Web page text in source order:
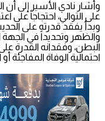
على التوالي، احتجاجاً
وبدأ يفقد قدرته على
والظهر وتحديداً في
البطن، وفقدانه القدرة
احتمالية الوفاة